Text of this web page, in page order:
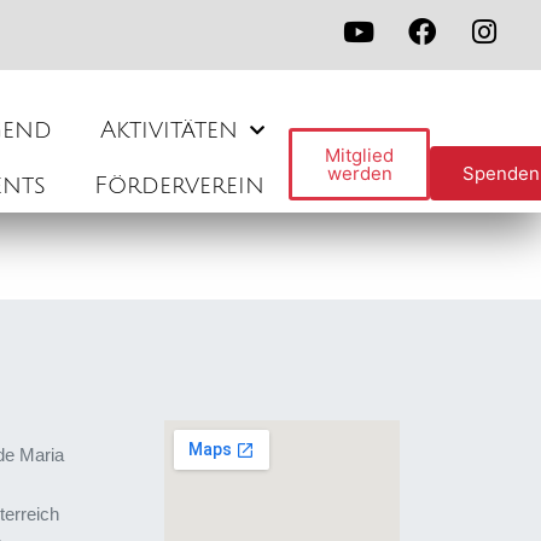
Aktivitäten
Förderverein
Mitglied
werden Spenden
Maria